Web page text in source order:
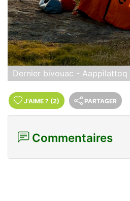
Dernier bivouac - Aappilattoq
J'AIME ? (2) PARTAGER
Commentaires